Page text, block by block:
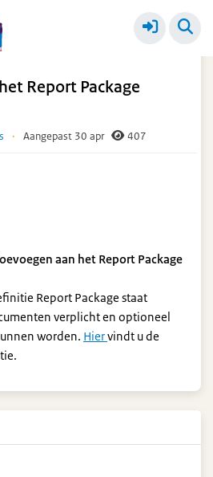
Report Package
· Aangepast 30 apr 407
aan het Report Package
Report Package staat
verplicht en optioneel
worden. Hiervindt u de